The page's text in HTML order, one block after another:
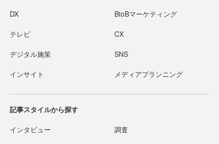
DX BtoBマーケティング
テレビ CX
デジタル施策 SNS
インサイト メディアプランニング
記事スタイルから探す
インタビュー 調査